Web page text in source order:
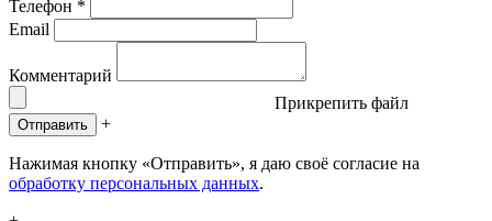
Телефон *
Email
Комментарий
Прикрепить файл
Отправить +
Нажимая кнопку «Отправить», я даю своё согласие на
обработку персональных данных.